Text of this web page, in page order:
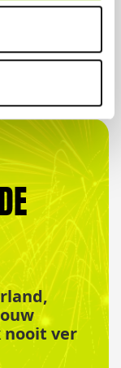
3,99
nooit ver